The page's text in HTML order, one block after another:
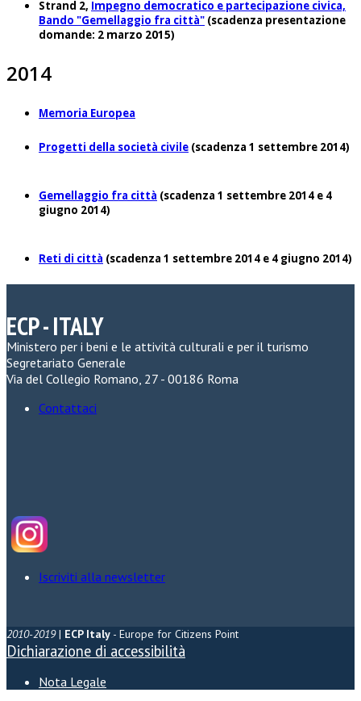
Strand 2, Impegno democratico e partecipazione civica,
Bando "Gemellaggio fra città" (scadenza presentazione
domande: 2 marzo 2015)
2014
Memoria Europea
Progetti della società civile (scadenza 1 settembre 2014)
Gemellaggio fra città (scadenza 1 settembre 2014 e 4
giugno 2014)
Reti di città (scadenza 1 settembre 2014 e 4 giugno 2014)
ECP - ITALY
Ministero per i beni e le attività culturali e per il turismo
Segretariato Generale
Via del Collegio Romano, 27 - 00186 Roma
Contattaci
Iscriviti alla newsletter
2010-2019| ECP Italy - Europe for Citizens Point
Dichiarazione di accessibilità
Nota Legale